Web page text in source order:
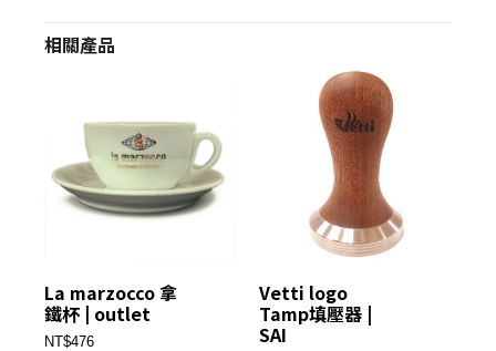
相關產品
La marzocco 拿
鐵杯 | outlet
NT$476
Vetti logo
Tamp填壓器 |
SAI